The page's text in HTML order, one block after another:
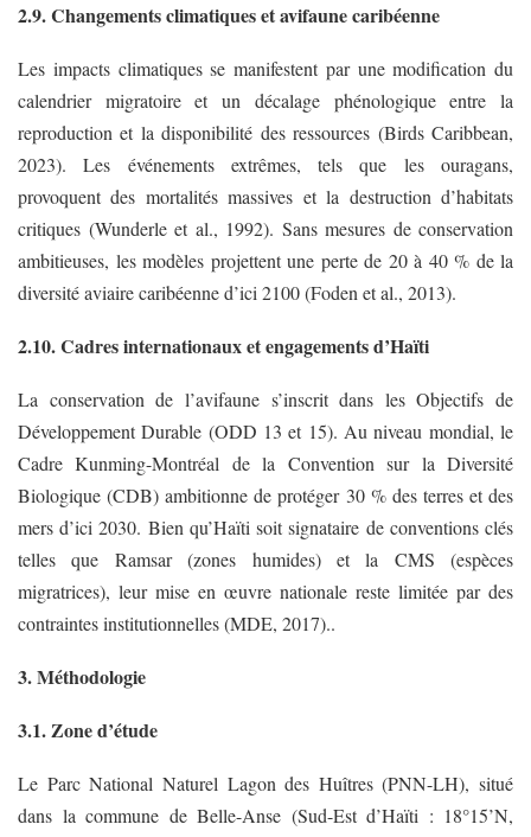
2.9. Changements climatiques et avifaune caribéenne
Les impacts climatiques se manifestent par une modification du
calendrier migratoire et un décalage phénologique entre la
reproduction et la disponibilité des ressources (Birds Caribbean,
2023). Les événements extrêmes, tels que les ouragans,
provoquent des mortalités massives et la destruction d’habitats
critiques (Wunderle et al., 1992). Sans mesures de conservation
ambitieuses, les modèles projettent une perte de 20 à 40 % de la
diversité aviaire caribéenne d’ici 2100 (Foden et al., 2013).
2.10. Cadres internationaux et engagements d’Haïti
La conservation de l’avifaune s’inscrit dans les Objectifs de
Développement Durable (ODD 13 et 15). Au niveau mondial, le
Cadre Kunming-Montréal de la Convention sur la Diversité
Biologique (CDB) ambitionne de protéger 30 % des terres et des
mers d’ici 2030. Bien qu’Haïti soit signataire de conventions clés
telles que Ramsar (zones humides) et la CMS (espèces
migratrices), leur mise en œuvre nationale reste limitée par des
contraintes institutionnelles (MDE, 2017)..
3. Méthodologie
3.1. Zone d’étude
Le Parc National Naturel Lagon des Huîtres (PNN-LH), situé
dans la commune de Belle-Anse (Sud-Est d’Haïti : 18°15’N,